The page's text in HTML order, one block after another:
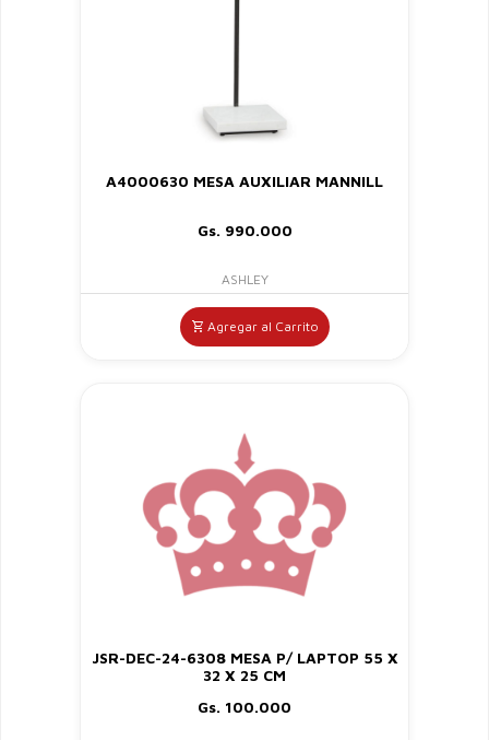
A4000630 MESA AUXILIAR MANNILL
Gs. 990.000
ASHLEY
Agregar al Carrito
JSR-DEC-24-6308 MESA P/ LAPTOP 55 X
32 X 25 CM
Gs. 100.000